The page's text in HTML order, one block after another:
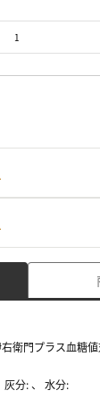
衛門プラス血糖
灰分: 、 水分: